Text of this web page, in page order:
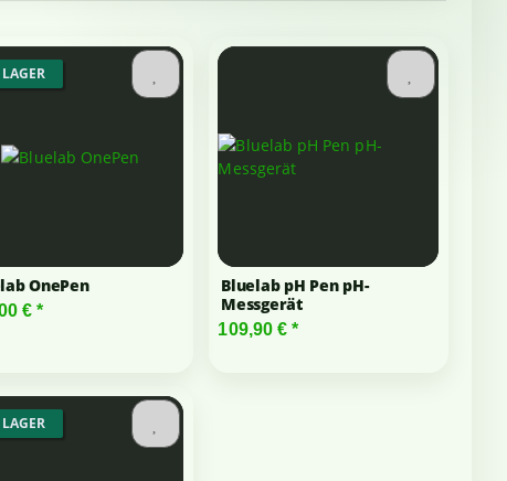
OnePen
€*
Bluelab pH Pen pH-
Messgerät
109,90 €*